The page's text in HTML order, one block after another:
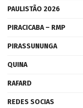
PAULISTÃO 2026
PIRACICABA – RMP
PIRASSUNUNGA
QUINA
RAFARD
REDES SOCIAS